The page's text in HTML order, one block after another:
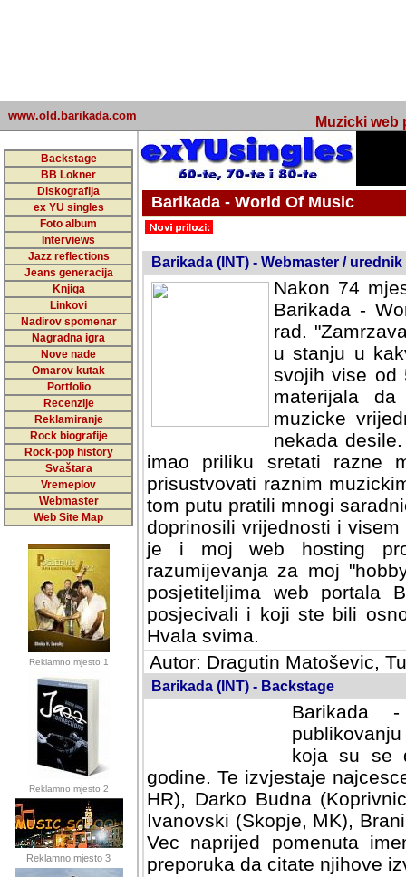
www.old.barikada.com Muzicki web
Backstage
BB Lokner
Diskografija
ex YU singles
Foto album
Interviews
Jazz reflections
Jeans generacija
Knjiga
Linkovi
Nadirov spomenar
Nagradna igra
Nove nade
Omarov kutak
Portfolio
Recenzije
Reklamiranje
Rock biografije
Rock-pop history
Svaštara
Vremeplov
Webmaster
Web Site Map
Reklamno mjesto 1
Reklamno mjesto 2
Reklamno mjesto 3
Barikada - World Of Music
Barikada (INT) - Webmaster / urednik
Nakon 74
Barikada -
rad.
u stanju u
svojih vise od
materijala
muzicke
nekada
imao priliku sretati razne
prisustvovati raznim
tom putu pratili mnogi
doprinosili vrijednosti i
je i moj web hosting
razumijevanja za moj
posjetiteljima web portala
posjecivali i koji ste bili
Hvala svima.
Autor: Dragutin Matoševic,
Barikada (INT) - Backstage
Barikada
koja su se
godine. Te izvjestaje
HR), Darko Budna
Ivanovski (Skopje, MK),
Vec naprijed pomenuta
preporuka da citate njihove